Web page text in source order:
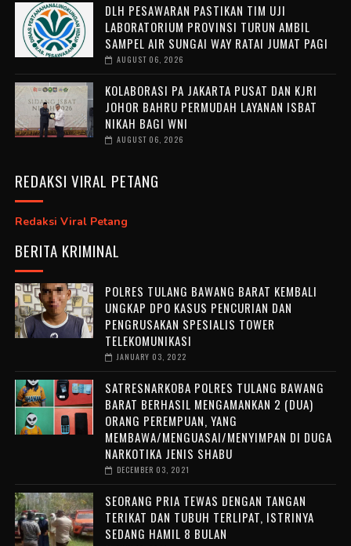
DLH PESAWARAN PASTIKAN TIM UJI
LABORATORIUM PROVINSI TURUN AMBIL
SAMPEL AIR SUNGAI WAY RATAI JUMAT PAGI
AUGUST 06, 2026
KOLABORASI PA JAKARTA PUSAT DAN KJRI
JOHOR BAHRU PERMUDAH LAYANAN ISBAT
NIKAH BAGI WNI
AUGUST 06, 2026
REDAKSI VIRAL PETANG
Redaksi Viral Petang
BERITA KRIMINAL
POLRES TULANG BAWANG BARAT KEMBALI
UNGKAP DPO KASUS PENCURIAN DAN
PENGRUSAKAN SPESIALIS TOWER
TELEKOMUNIKASI
JANUARY 03, 2022
SATRESNARKOBA POLRES TULANG BAWANG
BARAT BERHASIL MENGAMANKAN 2 (DUA)
ORANG PEREMPUAN, YANG
MEMBAWA/MENGUASAI/MENYIMPAN DI DUGA
NARKOTIKA JENIS SHABU
DECEMBER 03, 2021
SEORANG PRIA TEWAS DENGAN TANGAN
TERIKAT DAN TUBUH TERLIPAT, ISTRINYA
SEDANG HAMIL 8 BULAN